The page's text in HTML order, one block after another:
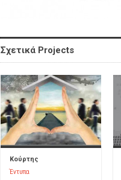
Σχετικά Projects
Κούρτης
Έντυπα